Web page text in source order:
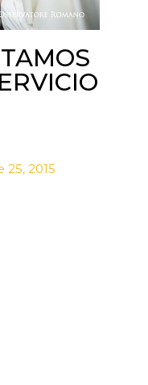
2015